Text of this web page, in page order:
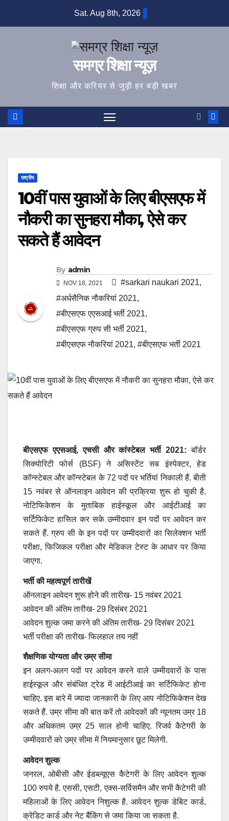
Sat. Aug 8th, 2026
समग्र शिक्षा न्यूज़
शिक्षा और करियर से जुड़ी हर बड़ी खबर
राष्ट्रीय
10वीं पास युवाओं के लिए बीएसएफ में
नौकरी का सुनहरा मौका, ऐसे कर
सकते हैं आवेदन
By admin
NOV 18, 2021 #sarkari naukari 2021,
#अर्धसैनिक नौकरियां 2021,
#बीएसएफ एएसआई भर्ती 2021,
#बीएसएफ ग्रुप सी भर्ती 2021,
#बीएसएफ नौकरियां 2021, #बीएसएफ भर्ती 2021
बीएसएफ एएसआई, एचसी और कांस्टेबल भर्ती 2021: बॉर्डर
सिक्योरिटी फोर्स (BSF) ने असिस्टेंट सब इंस्पेक्टर, हेड
कॉन्स्टेबल और कॉन्स्टेबल के 72 पदों पर भर्तियां निकाली हैं. बीती
15 नवंबर से ऑनलाइन आवेदन की प्रक्रिया शुरू हो चुकी है.
नोटिफिकेशन के मुताबिक हाईस्कूल और आईटीआई का
सर्टिफिकेट हासिल कर सके उम्मीदवार इन पदों पर आवेदन कर
सकते हैं. ग्रुप सी के इन पदों पर उम्मीदवारों का सिलेक्शन भर्ती
परीक्षा, फिजिकल परीक्षा और मेडिकल टेस्ट के आधार पर किया
जाएगा.
भर्ती की महत्वपूर्ण तारीखें
ऑनलाइन आवेदन शुरू होने की तारीख- 15 नवंबर 2021
आवेदन की अंतिम तारीख- 29 दिसंबर 2021
आवेदन शुल्क जमा करने की अंतिम तारीख- 29 दिसंबर 2021
भर्ती परीक्षा की तारीख- फिलहाल तय नहीं
शैक्षणिक योग्यता और उम्र सीमा
इन अलग-अलग पदों पर आवेदन करने वाले उम्मीदवारों के पास
हाईस्कूल और संबंधित ट्रेड में आईटीआई का सर्टिफिकेट होना
चाहिए. इस बारे में ज्यादा जानकारी के लिए आप नोटिफिकेशन देख
सकते हैं. उम्र सीमा की बात करें तो आवेदकों की न्यूनतम उम्र 18
और अधिकतम उम्र 25 साल होनी चाहिए. रिजर्व कैटेगरी के
उम्मीदवारों को उम्र सीमा में नियमानुसार छूट मिलेगी.
आवेदन शुल्क
जनरल, ओबीसी और ईडब्ल्यूएस कैटेगरी के लिए आवेदन शुल्क
100 रुपये है. एससी, एसटी, एक्स-सर्विसमैन और सभी कैटेगरी की
महिलाओं के लिए आवेदन निशुल्क है. आवेदन शुल्क डेबिट कार्ड,
क्रेडिट कार्ड और नेट बैंकिंग से जमा किया जा सकता है.